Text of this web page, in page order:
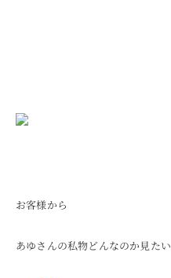
お客様から
あゆさんの私物どんなのか見たい